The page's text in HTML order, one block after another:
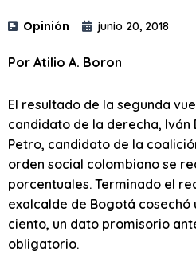
Opinión junio 20, 2018
Por Atilio A. Boron
El resultado de la segunda
candidato de la derecha, Iván
Petro, candidato de la
orden social colombiano se
porcentuales. Terminado el
exalcalde de Bogotá
ciento, un dato promisorio
obligatorio.